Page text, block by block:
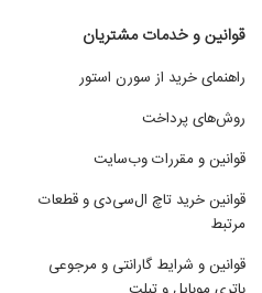
قوانین و خدمات مشتریان
راهنمای خرید از سورن استور
روش‌های پرداخت
قوانین و مقررات وب‌سایت
قوانین خرید تاچ ال‌سی‌دی و قطعات
مرتبط
قوانین و شرایط گارانتی و مرجوعی